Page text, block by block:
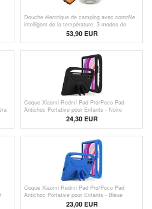
Douche électrique de camping avec contrôle
intelligent de la température, 3 modes de
pulvérisation - 7800mAh53,90 EUR
Coque Xiaomi Redmi Pad Pro/Poco Pad
Antichoc Portative pour Enfants - Noire
24,30 EUR
Coque Xiaomi Redmi Pad Pro/Poco Pad
Antichoc Portative pour Enfants - Bleue
23,00 EUR